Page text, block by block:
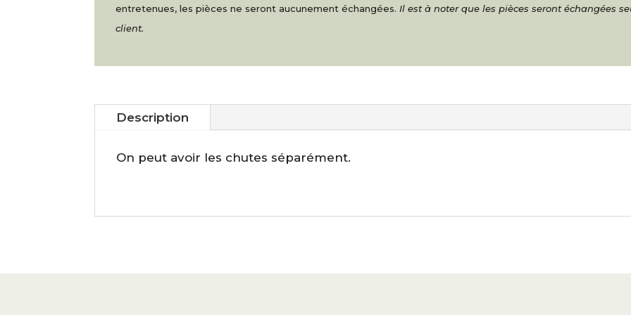
entretenues, les pièces ne seront aucunement échangées. Il est à noter que les pièces seront échangées
client.
Description
On peut avoir les chutes séparément.